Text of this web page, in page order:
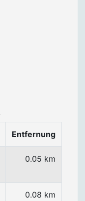
Entfernung
0.05 km
0.08 km